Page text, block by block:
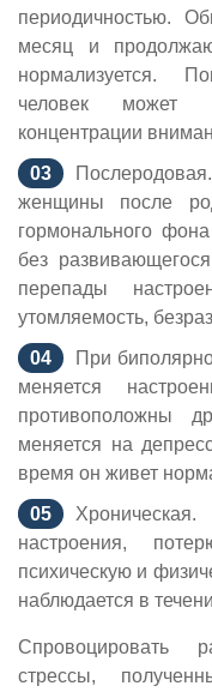
периодичностью.
месяц и
нормализуется.
человек может
концентрации
женщины после
гормонального
без
перепады
утомляемость,
При
меняется
противоположны
меняется на
время он живет
настроения,
психическую и
наблюдается в
Спровоцировать
стрессы,